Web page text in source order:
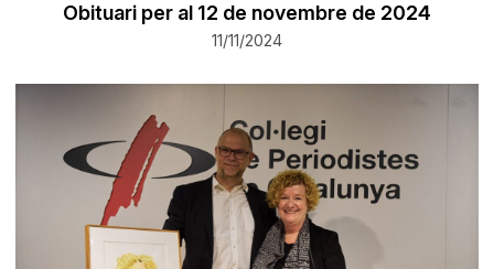
Obituari per al 12 de novembre de 2024
11/11/2024